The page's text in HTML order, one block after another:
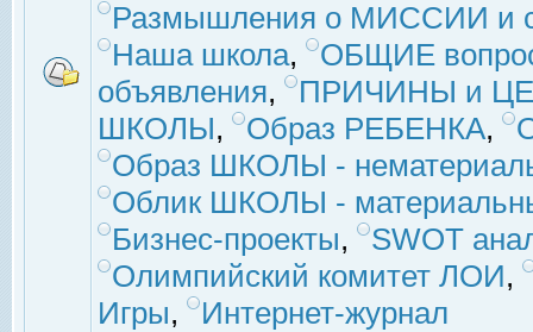
Размышления о МИССИИ и
Наша школа,
ОБЩИЕ
объявления,
ПРИЧИНЫ и
ШКОЛЫ, Образ РЕБЕНКА,
Образ ШКОЛЫ -
Облик ШКОЛЫ -
Бизнес-проекты,
SWOT
Олимпийский комитет ЛОИ,
Игры, Интернет-журнал